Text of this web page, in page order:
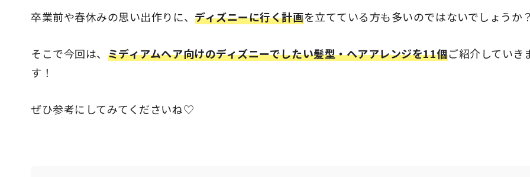
卒業前や春休みの思い出作りに、ディズニーに行く計画を立てている方も多いのではないでしょうか
そこで今回は、 ミディアムヘア向けのディズニーでしたい髪型・ヘアアレンジを11個ご紹介していき
す！
ぜひ参考にしてみてくださいね♡